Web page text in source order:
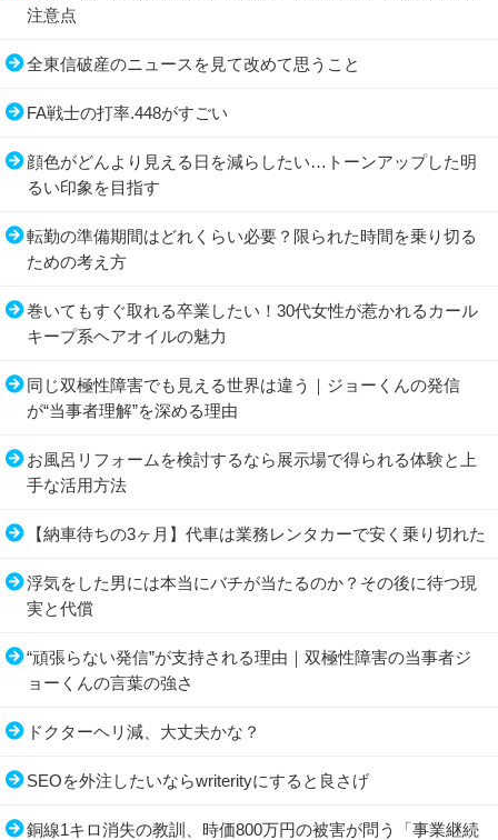
注意点
全東信破産のニュースを見て改めて思うこと
FA戦士の打率.448がすごい
顔色がどんより見える日を減らしたい…トーンアップした明
るい印象を目指す
転勤の準備期間はどれくらい必要？限られた時間を乗り切る
ための考え方
巻いてもすぐ取れる卒業したい！30代女性が惹かれるカール
キープ系ヘアオイルの魅力
同じ双極性障害でも見える世界は違う｜ジョーくんの発信
が“当事者理解”を深める理由
お風呂リフォームを検討するなら展示場で得られる体験と上
手な活用方法
【納車待ちの3ヶ月】代車は業務レンタカーで安く乗り切れた
浮気をした男には本当にバチが当たるのか？その後に待つ現
実と代償
“頑張らない発信”が支持される理由｜双極性障害の当事者ジ
ョーくんの言葉の強さ
ドクターヘリ減、大丈夫かな？
SEOを外注したいならwriterityにすると良さげ
銅線1キロ消失の教訓、時価800万円の被害が問う「事業継続